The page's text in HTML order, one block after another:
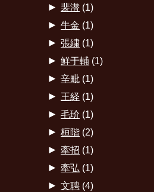
► 裴潜 (1)
► 牛金 (1)
► 張繍 (1)
► 鮮于輔 (1)
► 辛毗 (1)
► 王経 (1)
► 毛玠 (1)
► 桓階 (2)
► 牽招 (1)
► 牽弘 (1)
► 文聘 (4)